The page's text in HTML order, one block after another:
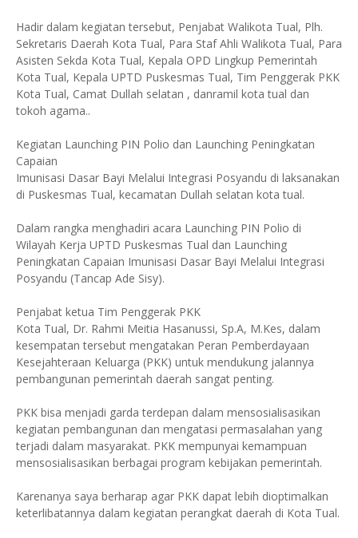
Hadir dalam kegiatan tersebut, Penjabat Walikota Tual, Plh.
Sekretaris Daerah Kota Tual, Para Staf Ahli Walikota Tual, Para
Asisten Sekda Kota Tual, Kepala OPD Lingkup Pemerintah
Kota Tual, Kepala UPTD Puskesmas Tual, Tim Penggerak PKK
Kota Tual, Camat Dullah selatan , danramil kota tual dan
tokoh agama..
Kegiatan Launching PIN Polio dan Launching Peningkatan
Capaian
Imunisasi Dasar Bayi Melalui Integrasi Posyandu di laksanakan
di Puskesmas Tual, kecamatan Dullah selatan kota tual.
Dalam rangka menghadiri acara Launching PIN Polio di
Wilayah Kerja UPTD Puskesmas Tual dan Launching
Peningkatan Capaian Imunisasi Dasar Bayi Melalui Integrasi
Posyandu (Tancap Ade Sisy).
Penjabat ketua Tim Penggerak PKK
Kota Tual, Dr. Rahmi Meitia Hasanussi, Sp.A, M.Kes, dalam
kesempatan tersebut mengatakan Peran Pemberdayaan
Kesejahteraan Keluarga (PKK) untuk mendukung jalannya
pembangunan pemerintah daerah sangat penting.
PKK bisa menjadi garda terdepan dalam mensosialisasikan
kegiatan pembangunan dan mengatasi permasalahan yang
terjadi dalam masyarakat. PKK mempunyai kemampuan
mensosialisasikan berbagai program kebijakan pemerintah.
Karenanya saya berharap agar PKK dapat lebih dioptimalkan
keterlibatannya dalam kegiatan perangkat daerah di Kota Tual.